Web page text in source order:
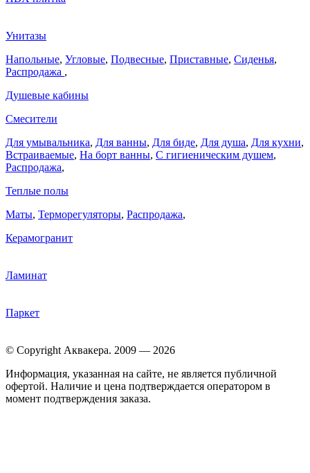
Унитазы
Напольные, Угловые, Подвесные, Приставные, Сиденья,
Распродажа ,
Душевые кабины
Смесители
Для умывальника, Для ванны, Для биде, Для душа, Для кухни,
Встраиваемые, На борт ванны, C гигиеническим душем,
Распродажа,
Теплые полы
Маты, Терморегуляторы, Распродажа,
Керамогранит
Ламинат
Паркет
© Copyright Аквакера. 2009 — 2026
Информация, указанная на сайте, не является публичной
офертой. Наличие и цена подтверждается оператором в
момент подтверждения заказа.